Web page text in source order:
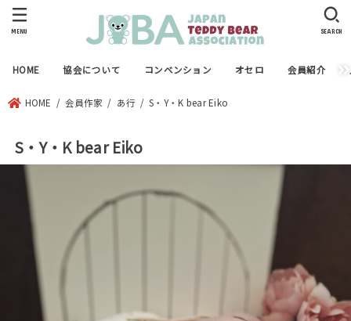
HOME 協会について コンベンション オセロ 会員紹介
SEARCH
MENU
HOME 会員作家 あ行 S・Y・K bear Eiko
S・Y・K bear Eiko